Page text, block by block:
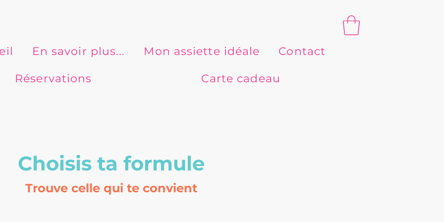
En savoir plus... Mon assiette idéale Contact
Réservations Carte cadeau
Choisis ta formule
Trouve celle qui te convient